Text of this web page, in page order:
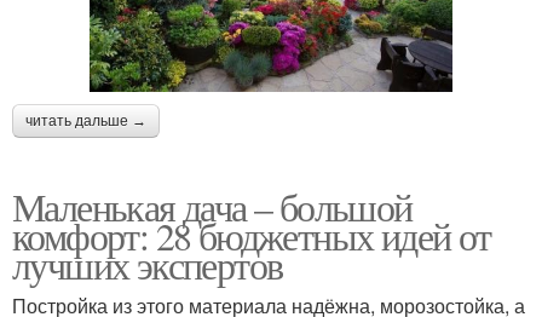
читать дальше →
Маленькая дача – большой
комфорт: 28 бюджетных идей от
лучших экспертов
Постройка из этого материала надёжна, морозостойка, а